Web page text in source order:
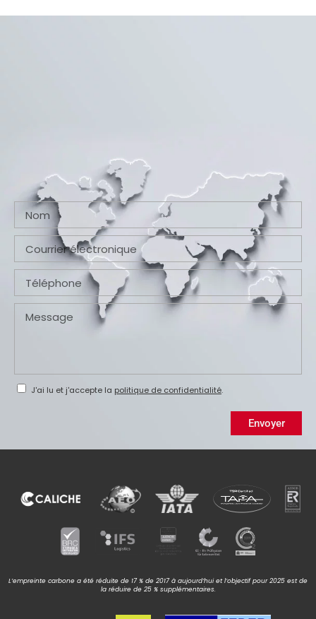
J'ai lu et j'accepte la politique de confidentialité.
Envoyer
L’empreinte carbone a été réduite de 17 % de 2017 à aujourd’hui et l’objectif pour 2025 est de
la réduire de 25 % supplémentaires.